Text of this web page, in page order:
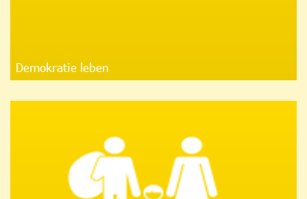
Demokratie leben